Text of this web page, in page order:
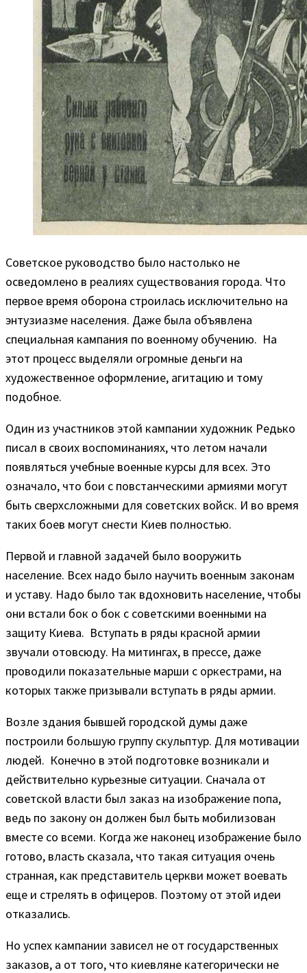
Советское руководство было настолько не
осведомлено в реалиях существования города. Что
первое время оборона строилась исключительно на
энтузиазме населения. Даже была объявлена
специальная кампания по военному обучению. На
этот процесс выделяли огромные деньги на
художественное оформление, агитацию и тому
подобное.
Один из участников этой кампании художник Редько
писал в своих воспоминаниях, что летом начали
появляться учебные военные курсы для всех. Это
означало, что бои с повстанческими армиями могут
быть сверхсложными для советских войск. И во время
таких боев могут снести Киев полностью.
Первой и главной задачей было вооружить
население. Всех надо было научить военным законам
и уставу. Надо было так вдохновить население, чтобы
они встали бок о бок с советскими военными на
защиту Киева. Вступать в ряды красной армии
звучали отовсюду. На митингах, в прессе, даже
проводили показательные марши с оркестрами, на
которых также призывали вступать в ряды армии.
Возле здания бывшей городской думы даже
построили большую группу скульптур. Для мотивации
людей. Конечно в этой подготовке возникали и
действительно курьезные ситуации. Сначала от
советской власти был заказ на изображение попа,
ведь по закону он должен был быть мобилизован
вместе со всеми. Когда же наконец изображение было
готово, власть сказала, что такая ситуация очень
странная, как представитель церкви может воевать
еще и стрелять в офицеров. Поэтому от этой идеи
отказались.
Но успех кампании зависел не от государственных
заказов, а от того, что киевляне категорически не